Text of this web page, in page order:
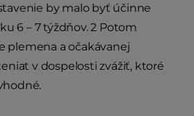
by malo byť účinne
6 – 7 týždňov. 2 Potom
plemena a očakávanej
v dospelosti zvážiť, ktoré